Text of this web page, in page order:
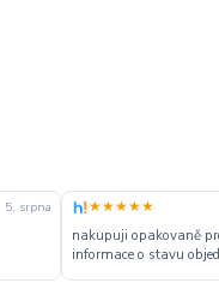
5. srpna ★★★★★
nakupuji opakovaně
informace o stavu